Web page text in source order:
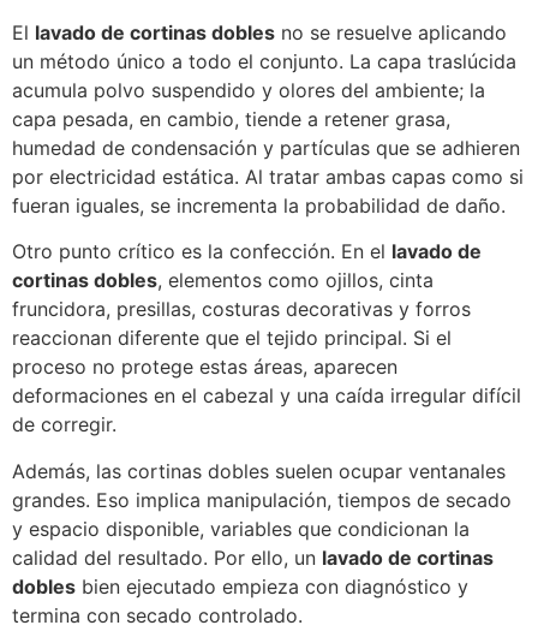
El lavado de cortinas dobles no se resuelve aplicando
un método único a todo el conjunto. La capa traslúcida
acumula polvo suspendido y olores del ambiente; la
capa pesada, en cambio, tiende a retener grasa,
humedad de condensación y partículas que se adhieren
por electricidad estática. Al tratar ambas capas como si
fueran iguales, se incrementa la probabilidad de daño.
Otro punto crítico es la confección. En el lavado de
cortinas dobles, elementos como ojillos, cinta
fruncidora, presillas, costuras decorativas y forros
reaccionan diferente que el tejido principal. Si el
proceso no protege estas áreas, aparecen
deformaciones en el cabezal y una caída irregular difícil
de corregir.
Además, las cortinas dobles suelen ocupar ventanales
grandes. Eso implica manipulación, tiempos de secado
y espacio disponible, variables que condicionan la
calidad del resultado. Por ello, un lavado de cortinas
dobles bien ejecutado empieza con diagnóstico y
termina con secado controlado.